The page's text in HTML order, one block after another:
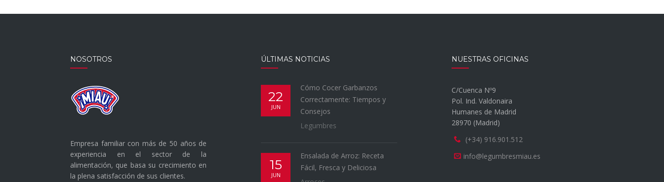
YOGUR
NOSOTROS
Empresa familiar con más de 50 años de
experiencia en el sector de la
alimentación, que basa su crecimiento en
la plena satisfacción de sus clientes.
ÚLTIMAS NOTICIAS
22
JUN
Cómo Cocer Garbanzos
Correctamente: Tiempos y
Consejos
Legumbres
15
JUN
Ensalada de Arroz: Receta
Fácil, Fresca y Deliciosa
NUESTRAS OFICINAS
C/Cuenca Nº9
Pol. Ind. Valdonaira
Humanes de Madrid
28970 (Madrid)
(+34) 916.901.512
info@legumbresmiau.es